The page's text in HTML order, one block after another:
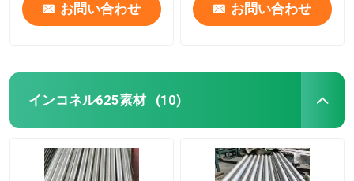
お問い合わせ お問い合わせ
インコネル625素材 (10)